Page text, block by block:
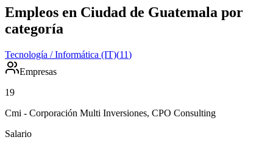
Empleos en Ciudad de Guatemala por
categoría
Tecnología / Informática (IT)(11)
Empresas
19
Cmi - Corporación Multi Inversiones, CPO Consulting
Salario